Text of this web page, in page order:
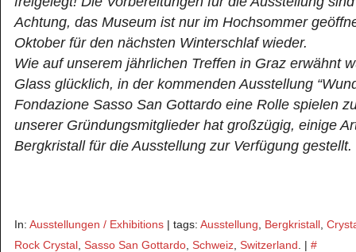
Achtung, das Museum ist nur im Hochsommer
Oktober für den nächsten Winterschlaf wieder.
Wie auf unserem jährlichen Treffen in Graz erwähnt
Glass glücklich, in der kommenden Ausstellung
Fondazione Sasso San Gottardo eine Rolle spielen
unserer Gründungsmitglieder hat großzügig, einige
Bergkristall für die Ausstellung zur Verfügung gestellt.
In: Ausstellungen / Exhibitions | tags: Ausstellung Bergkristall
Rock Crystal Sasso San Gottardo Schweiz Switzerland . | #